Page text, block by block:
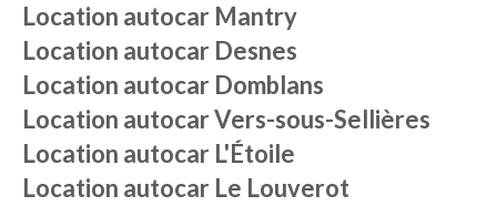
Location autocar Mantry
Location autocar Desnes
Location autocar Domblans
Location autocarVers-sous-Sellières
Location autocar L'Étoile
Location autocar Le Louverot